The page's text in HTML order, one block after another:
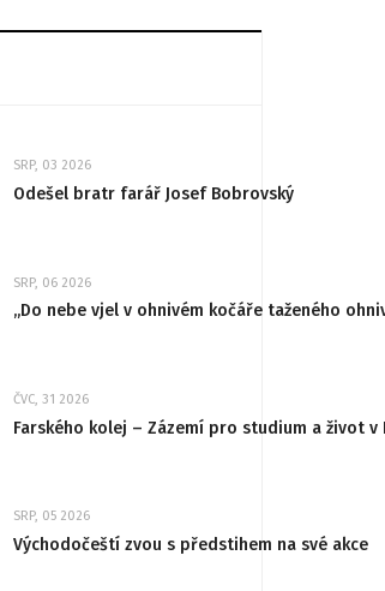
SRP, 03 2026
Odešel bratr farář Josef Bobrovský
SRP, 06 2026
„Do nebe vjel v ohnivém kočáře taženého
ČVC, 31 2026
Farského kolej – Zázemí pro studium a život v
SRP, 05 2026
Východočeští zvou s předstihem na své akce